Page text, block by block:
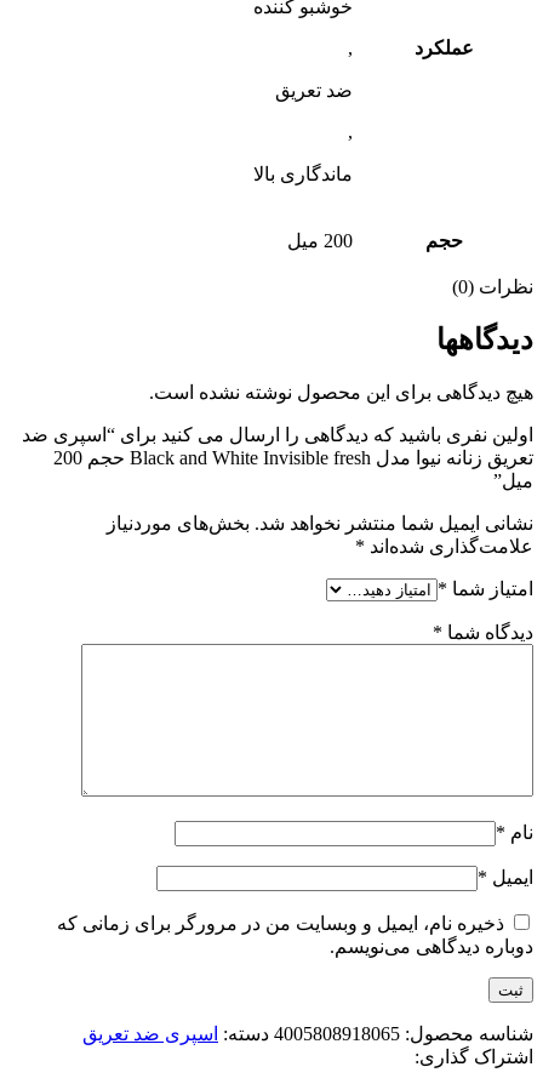
عملکرد
خوشبو کننده
,
ضد تعریق
,
ماندگاری بالا
حجم 200 میل
نظرات (0)
دیدگاهها
هیچ دیدگاهی برای این محصول نوشته نشده است.
اولین نفری باشید که دیدگاهی را ارسال می کنید برای “اسپری ضد
تعریق زنانه نیوا مدل Black and White Invisible fresh حجم 200
میل”
نشانی ایمیل شما منتشر نخواهد شد. بخش‌های موردنیاز
علامت‌گذاری شده‌اند *
امتیاز شما *
دیدگاه شما *
نام *
ایمیل *
ذخیره نام، ایمیل و وبسایت من در مرورگر برای زمانی که
دوباره دیدگاهی می‌نویسم.
شناسه محصول: 4005808918065 دسته: اسپری ضد تعریق
اشتراک گذاری: